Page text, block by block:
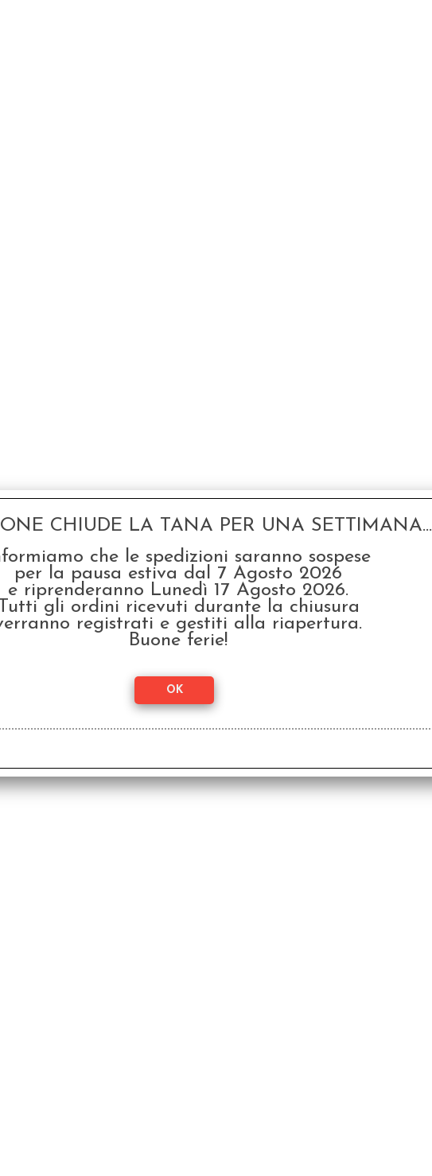
CHIUDE LA TANA PER UNA SETTIMANA...
che le spedizioni saranno sospese
per la pausa estiva dal 7 Agosto 2026
e riprenderanno Lunedì 17 Agosto 2026.
gli ordini ricevuti durante la chiusura
registrati e gestiti alla riapertura.
Buone ferie!